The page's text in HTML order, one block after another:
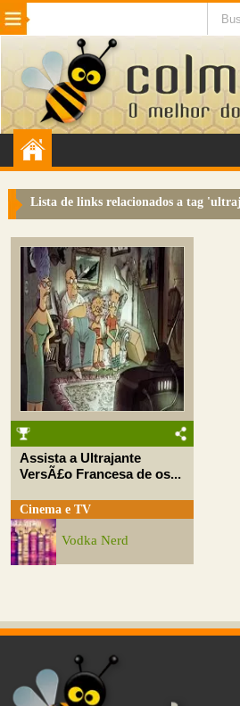
Beleza Cinema e TV
Internet Jogos NotÃ­cias
VeÃ­culos Adulto
Sugerir Link
Colmeia Exchange
Perguntas Frequentes
Sobre
Contato
Lista de links relacionados a tag '
Assista a Ultrajante
VersÃ£o Francesa de os...
Cinema e TV
Vodka Nerd